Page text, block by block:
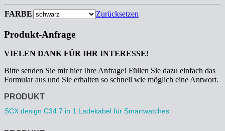
FARBE Zurücksetzen
Produkt-Anfrage
VIELEN DANK FÜR IHR INTERESSE!
Bitte senden Sie mir hier Ihre Anfrage! Füllen Sie dazu einfach das
Formular aus und Sie erhalten so schnell wie möglich eine Antwort.
Anfrage
PRODUKT